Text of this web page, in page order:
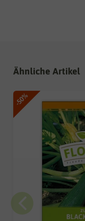
Ähnliche Artikel
-50%